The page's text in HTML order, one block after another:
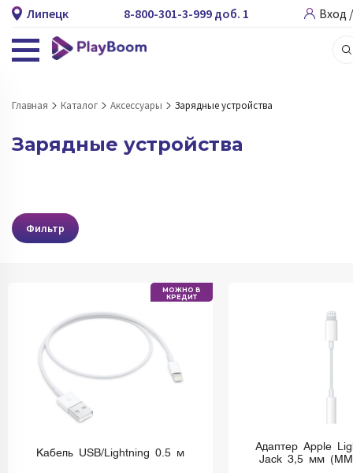
Липецк 8-800-301-3-999 доб. 1 Вход
Главная Каталог Аксессуары Зарядные устройства
Зарядные устройства
Фильтр
МОЖНО В
КРЕДИТ
Кабель USB/Lightning 0.5 м
Адаптер Apple
Jack 3,5 мм